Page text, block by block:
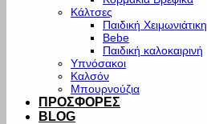
Κάλτσες
Παιδική Χειμωνιάτικη
Bebe
Παιδική καλοκαιρινή
Υπνόσακοι
Καλσόν
Μπουρνούζια
ΠΡΟΣΦΟΡΕΣ
BLOG